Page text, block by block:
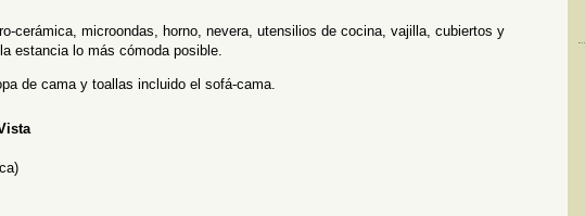
cerámica, microondas, horno, nevera, utensilios de cocina, vajilla, cubiertos y
estancia lo más cómoda posible.
de cama y toallas incluido el sofá-cama.